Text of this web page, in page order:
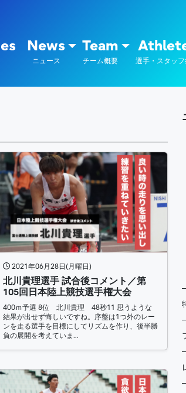
News
ニュース
Team
チーム概要 選手・スタッ
2021年06月28日(月曜日)
北川貴理選手 試合後コメント／第
105回日本陸上競技選手権大会
400ｍ予選 8位 北川貴理 48秒11 思うような
結果が出せず悔しいですね。序盤は1つ外のレー
ンを走る選手を目標にしてリズムを作り、後半勝
負の展開を考えていま…